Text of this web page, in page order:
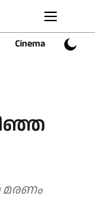
Cinema Sports
മരണം